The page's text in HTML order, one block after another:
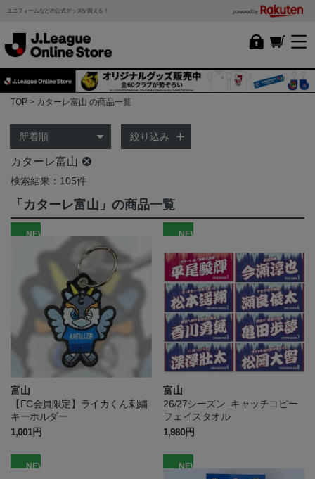
ユニフォームなどの公式グッズが買える！ powered by
TOP カターレ富山 の商品一覧
絞り込み
カターレ富山
検索結果：105件
「カターレ富山」の商品一覧
NEW
富山
【FC会員限定】ライカくん刺繍
キーホルダー
1,001円
NEW
富山
26/27シーズン_キャッチコピー
フェイスタオル
1,980円
NEW NEW